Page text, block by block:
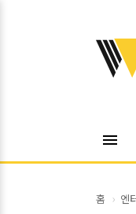
위키트
menu
홈 엔